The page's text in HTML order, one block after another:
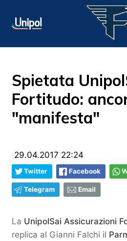
Spietata
Fortitudo:
"manifesta"
29.04.2017 22:24
Twitter Facebook
Telegram Email
La UnipolSai Assicurazioni
replica al Gianni Falchi il